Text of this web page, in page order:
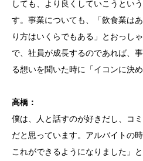
しても、より良くしていこうとい
す。事業についても、「飲食業は
り方はいくらでもある」とおっし
で、社員が成長するのであれば、
る想いを聞いた時に「イコンに決
高橋：
僕は、人と話すのが好きだし、コ
だと思っています。アルバイトの
これができるようになりました」